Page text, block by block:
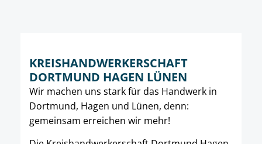
KREISHANDWERKERSCHAFT
DORTMUND HAGEN LÜNEN
Wir machen uns stark für das Handwerk in
Dortmund, Hagen und Lünen, denn:
gemeinsam erreichen wir mehr!